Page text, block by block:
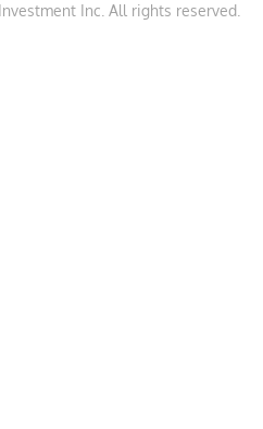
Inc. All rights reserved.